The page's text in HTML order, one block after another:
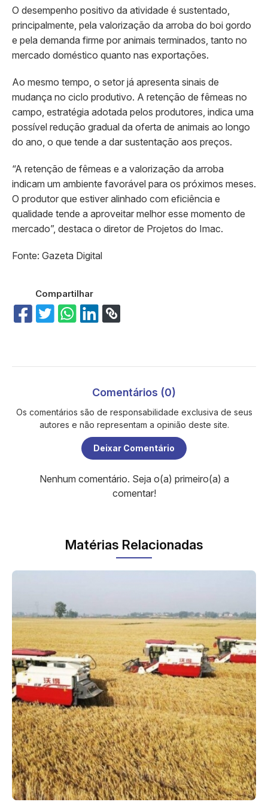
O desempenho positivo da atividade é sustentado,
principalmente, pela valorização da arroba do boi gordo
e pela demanda firme por animais terminados, tanto no
mercado doméstico quanto nas exportações.
Ao mesmo tempo, o setor já apresenta sinais de
mudança no ciclo produtivo. A retenção de fêmeas no
campo, estratégia adotada pelos produtores, indica uma
possível redução gradual da oferta de animais ao longo
do ano, o que tende a dar sustentação aos preços.
“A retenção de fêmeas e a valorização da arroba
indicam um ambiente favorável para os próximos meses.
O produtor que estiver alinhado com eficiência e
qualidade tende a aproveitar melhor esse momento de
mercado”, destaca o diretor de Projetos do Imac.
Fonte: Gazeta Digital
Compartilhar
Comentários (0)
Os comentários são de responsabilidade exclusiva de seus
autores e não representam a opinião deste site.
Deixar Comentário
Nenhum comentário. Seja o(a) primeiro(a) a
comentar!
Matérias Relacionadas